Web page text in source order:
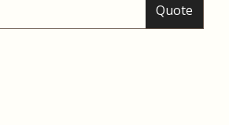
Quote